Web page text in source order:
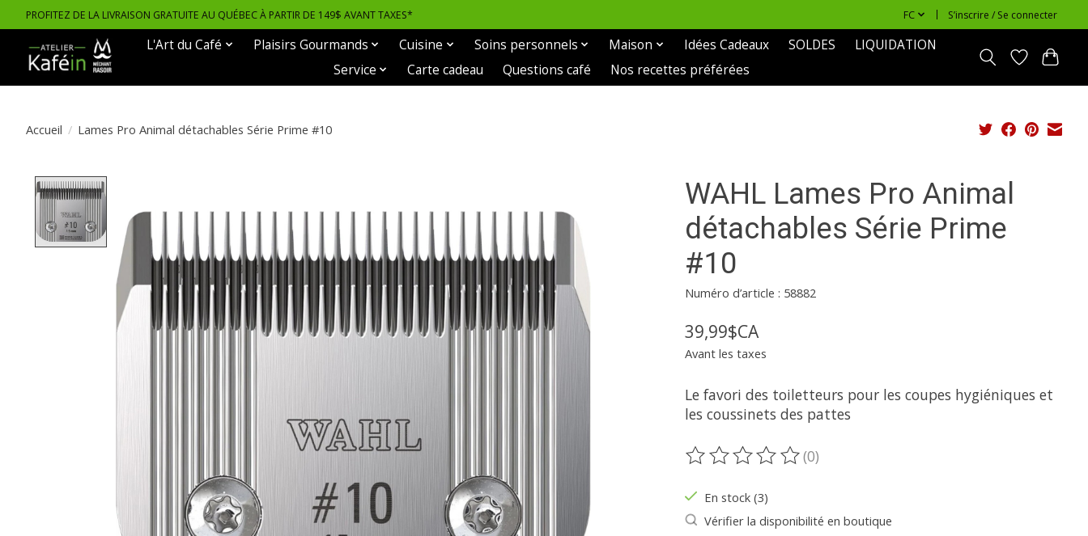
PROFITEZ DE LA LIVRAISON GRATUITE AU QUÉBEC À PARTIR DE 149$ AVANT TAXES* FC S’inscrire / Se connecter
L'Art du Café Plaisirs Gourmands Cuisine Soins personnels Maison Idées Cadeaux SOLDES
LIQUIDATION
Service
Carte cadeau Questions café Nos recettes préférées
Accueil / Lames Pro Animal détachables Série Prime #10
WAHL Lames Pro Animal
détachables Série Prime
#10
Numéro d’article : 58882
39,99$CA
Avant les taxes
Le favori des toiletteurs pour les coupes hygiéniques et
les coussinets des pattes
Ce produit est évalué à
(0)
En stock (3)
Vérifier la disponibilité en boutique